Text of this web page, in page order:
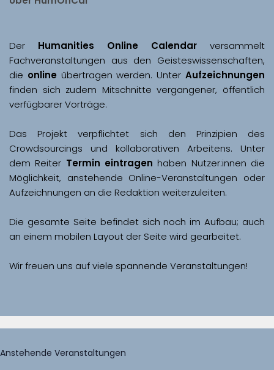
Der Humanities Online Calendar versammelt
Fachveranstaltungen aus den Geisteswissenschaften,
die online übertragen werden. Unter Aufzeichnungen
finden sich zudem Mitschnitte vergangener, öffentlich
Das Projekt verpflichtet sich den Prinzipien des
Crowdsourcings und kollaborativen Arbeitens. Unter
dem Reiter Termin eintragen haben Nutzer:innen die
Möglichkeit, anstehende Online-Veranstaltungen oder
Aufzeichnungen an die Redaktion weiterzuleiten.
Die gesamte Seite befindet sich noch im Aufbau; auch
Wir freuen uns auf viele spannende Veranstaltungen!
Anstehende Veranstaltungen